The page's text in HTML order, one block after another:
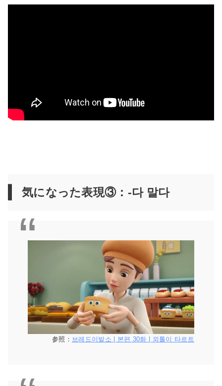
気になった表現③：-다 말다
参照： 브레드이발소 | 본편 30화 | 외톨이 타르트